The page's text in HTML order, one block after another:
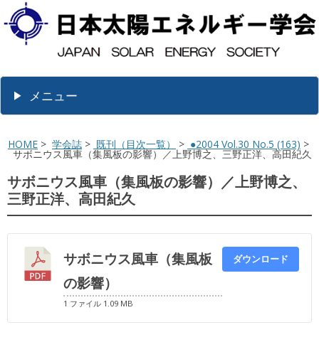
メニュー
HOME > 学会誌 > 既刊（目次一覧） > ●2004 Vol.30 No.5 (163) >
サボニウス風車（集風板の影響）／上野博之、三野正洋、高田紀久
サボニウス風車（集風板の影響）／上野博之、
三野正洋、高田紀久
サボニウス風車（集風板
の影響）
1 ファイル 1.09 MB
ダウンロード